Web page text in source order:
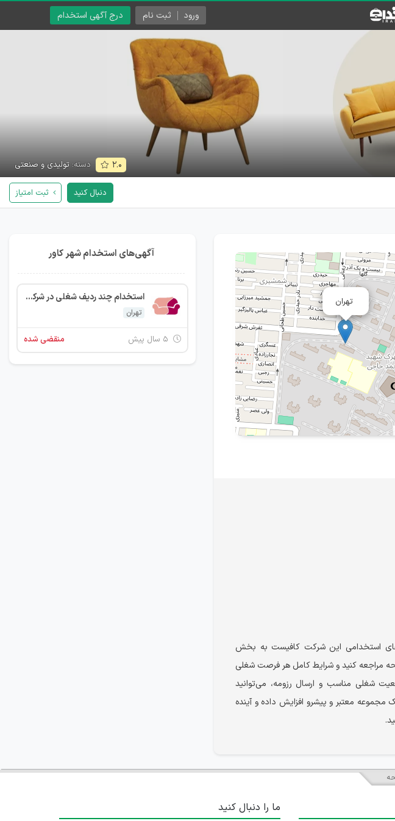
درج آگهی استخدام ورود ثبت نام
۲.۰ دسته: تولیدی و صنعتی
دنبال کنید ثبت امتیاز
تهران
استخدامی این شرکت کافیست به بخش
مراجعه کنید و شرایط کامل هر فرصت شغلی
شغلی مناسب و ارسال رزومه، می‌توانید
معتبر و پیشرو افزایش داده و آینده
آگهی‌های استخدام شهر کاور
استخدام چند ردیف شغلی در شرکت شهر کاور
تهران
منقضی شده
ما را دنبال کنید